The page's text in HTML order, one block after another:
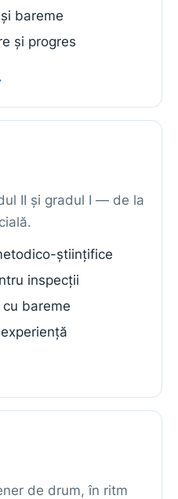
bareme
și progres
II și gradul I — de la
științifice
inspecții
bareme
de drum, în ritm